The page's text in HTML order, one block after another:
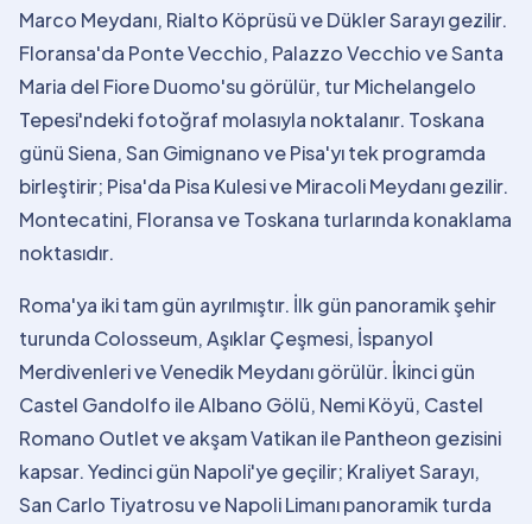
Marco Meydanı, Rialto Köprüsü ve Dükler Sarayı gezilir.
Floransa'da Ponte Vecchio, Palazzo Vecchio ve Santa
Maria del Fiore Duomo'su görülür, tur Michelangelo
Tepesi'ndeki fotoğraf molasıyla noktalanır. Toskana
günü Siena, San Gimignano ve Pisa'yı tek programda
birleştirir; Pisa'da Pisa Kulesi ve Miracoli Meydanı gezilir.
Montecatini, Floransa ve Toskana turlarında konaklama
noktasıdır.
Roma'ya iki tam gün ayrılmıştır. İlk gün panoramik şehir
turunda Colosseum, Aşıklar Çeşmesi, İspanyol
Merdivenleri ve Venedik Meydanı görülür. İkinci gün
Castel Gandolfo ile Albano Gölü, Nemi Köyü, Castel
Romano Outlet ve akşam Vatikan ile Pantheon gezisini
kapsar. Yedinci gün Napoli'ye geçilir; Kraliyet Sarayı,
San Carlo Tiyatrosu ve Napoli Limanı panoramik turda